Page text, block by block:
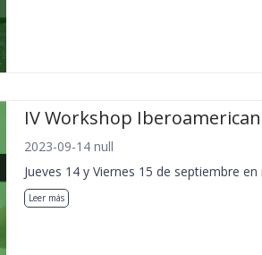
IV Workshop
2023-09-14 null
Jueves 14 y Viernes 15 de septiembre
Leer más